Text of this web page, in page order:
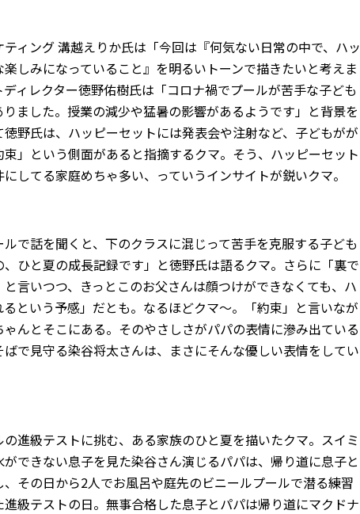
ィング 溝越えりか氏は「今回は『何気ない日常の中で、ハッ
しみになっていること』を明るいトーンで描きたいと考えま
ィレクター徳野佑樹氏は「コロナ禍でプールが苦手な子ども
ました。授業の減少や猛暑の影響があるようです」と背景を
野氏は、ハッピーセットには発表会や注射など、子どもがが
」という側面があると指摘するクマ。そう、ハッピーセット
してる家庭めちゃ多い、っていうインサイトが鋭いクマ。
ルで話を聞くと、下のクラスに混じって苦手を克服する子ども
ひと夏の成長記録です」と徳野氏は語るクマ。さらに「裏で
言いつつ、きっとこのお父さんは顔つけができなくても、ハ
という予感」だとも。なるほどクマ〜。「約束」と言いなが
んとそこにある。そのやさしさがパパの表情に滲み出ている
で見守る染谷将太さんは、まさにそんな優しい表情をしてい
進級テストに挑む、ある家族のひと夏を描いたクマ。スイミ
できない息子を見た染谷さん演じるパパは、帰り道に息子と
その日から2人でお風呂や庭先のビニールプールで潜る練習
級テストの日。無事合格した息子とパパは帰り道にマクドナ